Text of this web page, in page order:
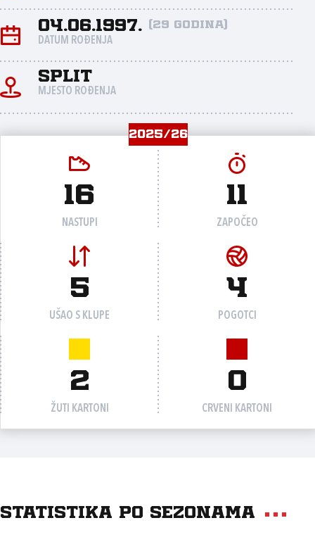
04.06.1997. (29 godina)
DATUM ROĐENJA
Split
MJESTO ROĐENJA
2025/26
16
NASTUPI
11
ZAPOČEO
5
UŠAO S KLUPE
4
POGOTCI
2
ŽUTI KARTONI
0
CRVENI KARTONI
Statistika po sezonama